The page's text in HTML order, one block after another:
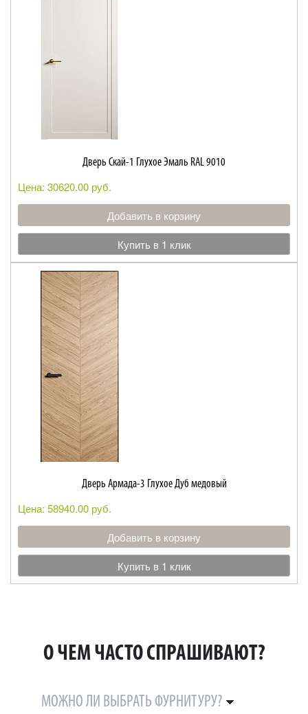
Дверь Скай-1 Глухое Эмаль RAL 9010
Цена: 30620.00 руб.
Добавить в корзину
Купить в 1 клик
Дверь Армада-3 Глухое Дуб медовый
Цена: 58940.00 руб.
Добавить в корзину
Купить в 1 клик
О ЧЕМ ЧАСТО СПРАШИВАЮТ?
МОЖНО ЛИ ВЫБРАТЬ ФУРНИТУРУ?